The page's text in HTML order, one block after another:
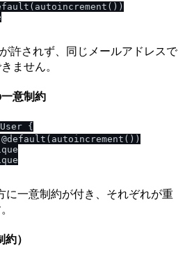
許されず、同じメールアドレスで
ません。
意制約
{
に一意制約が付き、それぞれが重
）